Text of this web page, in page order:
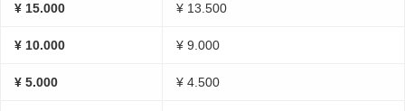
¥ 15.000 ¥ 13.500
¥ 10.000 ¥ 9.000
¥ 5.000 ¥ 4.500